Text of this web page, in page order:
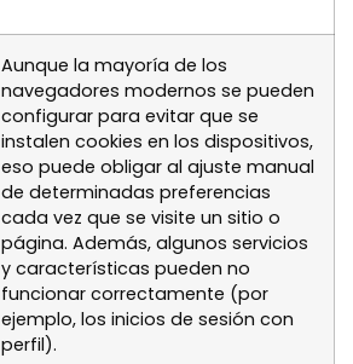
Aunque la mayoría de los
navegadores modernos se pueden
configurar para evitar que se
instalen cookies en los dispositivos,
eso puede obligar al ajuste manual
de determinadas preferencias
cada vez que se visite un sitio o
página. Además, algunos servicios
y características pueden no
funcionar correctamente (por
ejemplo, los inicios de sesión con
perfil).